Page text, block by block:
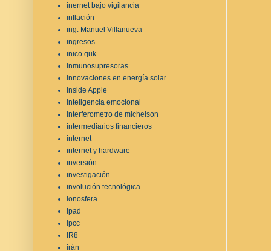
inernet bajo vigilancia
inflación
ing. Manuel Villanueva
ingresos
inico quk
inmunosupresoras
innovaciones en energía solar
inside Apple
inteligencia emocional
interferometro de michelson
intermediarios financieros
internet
internet y hardware
inversión
investigación
involución tecnológica
ionosfera
Ipad
ipcc
IR8
irán